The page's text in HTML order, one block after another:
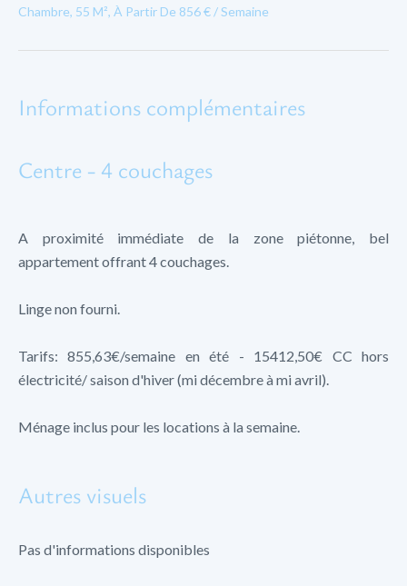
Chambre, 55 M², À Partir De 856 € / Semaine
Informations complémentaires
Centre - 4 couchages
A proximité immédiate de la zone piétonne, bel
appartement offrant 4 couchages.
Linge non fourni.
Tarifs: 855,63€/semaine en été - 15412,50€ CC hors
électricité/ saison d'hiver (mi décembre à mi avril).
Ménage inclus pour les locations à la semaine.
Autres visuels
Pas d'informations disponibles